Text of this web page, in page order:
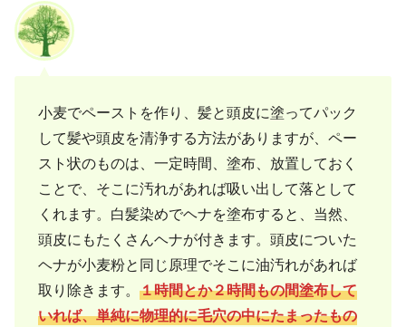
小麦でペーストを作り、髪と頭皮に塗ってパック
して髪や頭皮を清浄する方法がありますが、ペー
スト状のものは、一定時間、塗布、放置しておく
ことで、そこに汚れがあれば吸い出して落として
くれます。白髪染めでヘナを塗布すると、当然、
頭皮にもたくさんヘナが付きます。頭皮についた
ヘナが小麦粉と同じ原理でそこに油汚れがあれば
取り除きます。１時間とか２時間もの間塗布して
いれば、単純に物理的に毛穴の中にたまったもの